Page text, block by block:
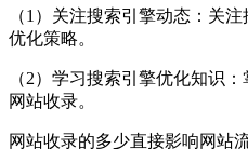
（1）关注搜索引擎动态：关
优化策略。
（2）学习搜索引擎优化知识
网站收录。
网站收录的多少直接影响网站